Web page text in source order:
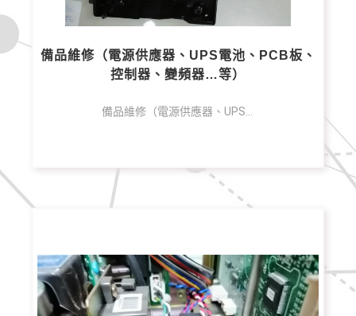
備品維修（電源供應器、UPS電池、PCB板、
控制器、變頻器…等）